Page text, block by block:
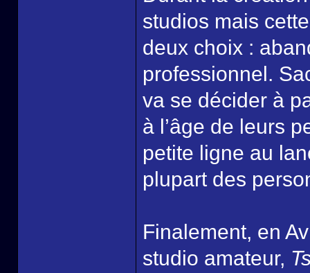
studios mais
deux choix :
professionnel.
va se décider à
à l’âge de leurs
petite ligne au
plupart des
Finalement, en
studio amateur,